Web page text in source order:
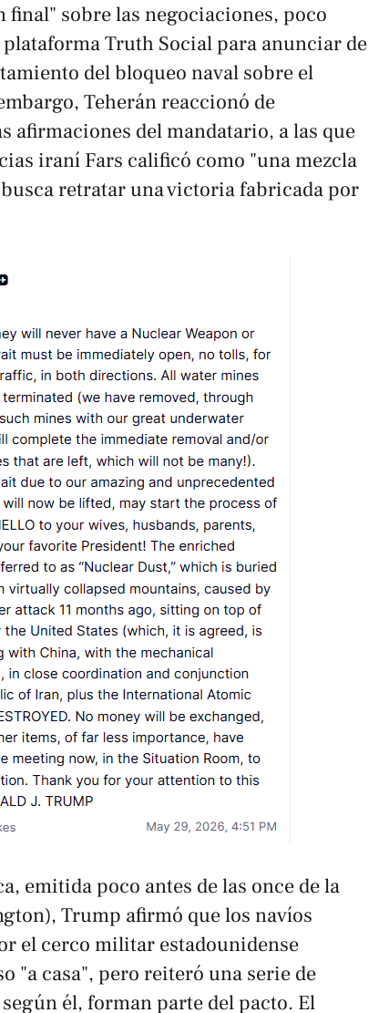
sobre las negociaciones, poco
Truth Social para anunciar de
del bloqueo naval sobre el
Teherán reaccionó de
afirmaciones del mandatario, a las que
iraní Fars calificó como "una mezcla
busca retratar una victoria fabricada por
emitida poco antes de las once de la
Trump afirmó que los navíos
el cerco militar estadounidense
"a casa", pero reiteró una serie de
él, forman parte del pacto. El